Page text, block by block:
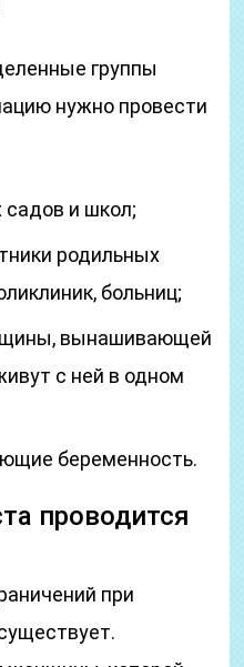
группы
нужно провести
садов и школ;
родильных
больниц;
вынашивающей
с ней в одном
беременность.
проводится
при